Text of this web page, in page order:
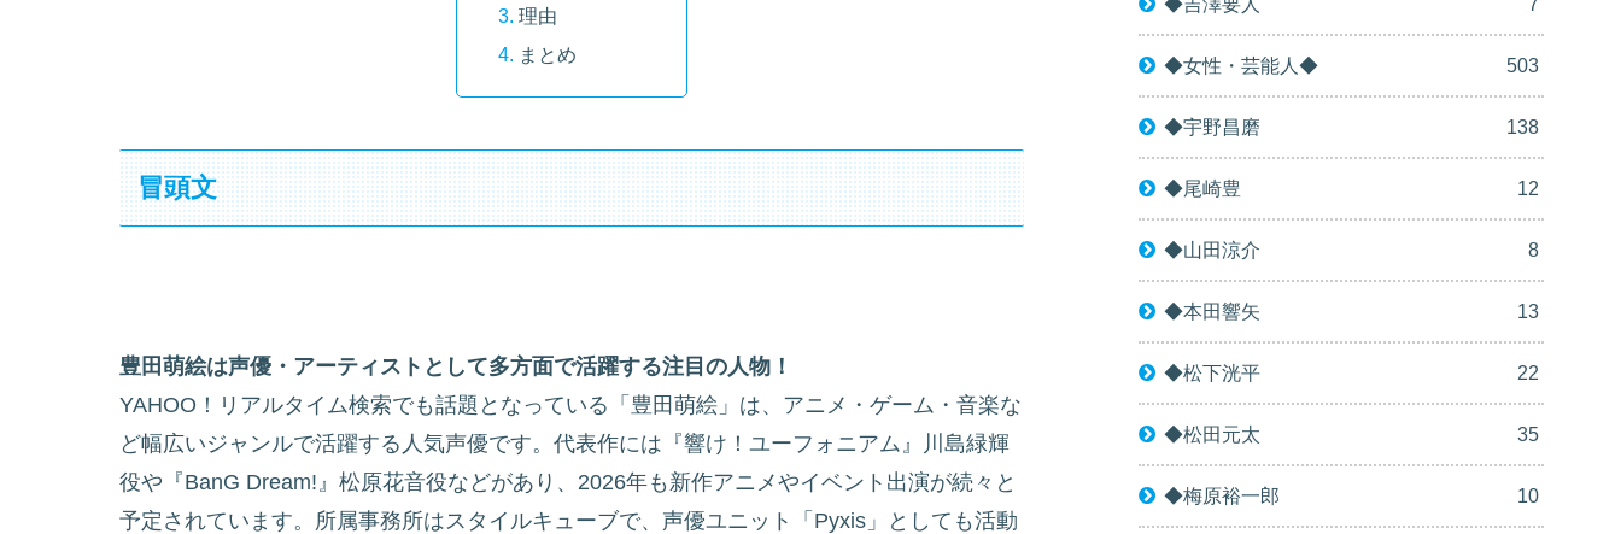
理由
まとめ
冒頭文
豊田萌絵は声優・アーティストとして多方面で活躍する注目の人物！
YAHOO！リアルタイム検索でも話題となっている「豊田萌絵」は、アニメ・ゲーム・音楽な
ど幅広いジャンルで活躍する人気声優です。代表作には『響け！ユーフォニアム』川島緑輝
役や『BanG Dream!』松原花音役などがあり、2026年も新作アニメやイベント出演が続々と
予定されています。所属事務所はスタイルキューブで、声優ユニット「Pyxis」としても活動
◆女性・芸能人◆ 503
◆宇野昌磨 138
◆尾崎豊 12
◆山田涼介 8
◆本田響矢 13
◆松下洸平 22
◆松田元太 35
◆梅原裕一郎 10